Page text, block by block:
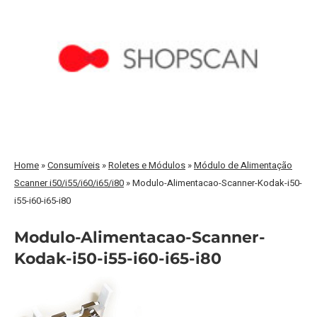
Home »Consumíveis »Roletes e Módulos »Módulo de Alimentação
Scanner i50/i55/i60/i65/i80 »Modulo-Alimentacao-Scanner-Kodak-i50-
i55-i60-i65-i80
Modulo-Alimentacao-Scanner-
Kodak-i50-i55-i60-i65-i80